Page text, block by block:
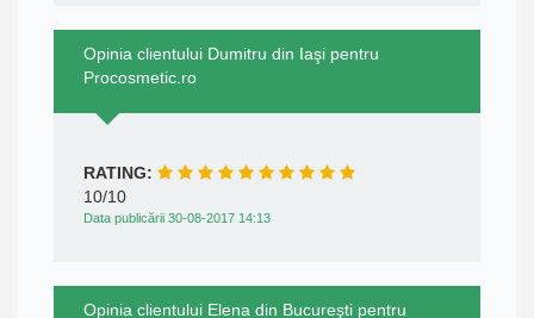
Opinia clientului Dumitru din Iaşi pentru
Procosmetic.ro
RATING:
10/10
Data publicării 30-08-2017 14:13
Opinia clientului Elena din Bucureşti pentru